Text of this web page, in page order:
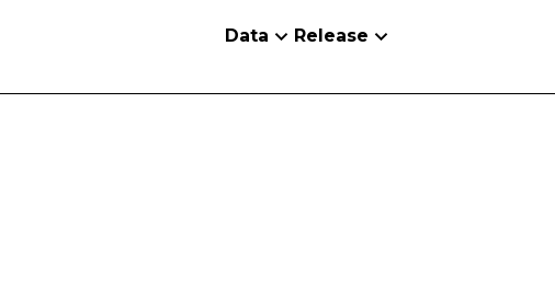
Data Release